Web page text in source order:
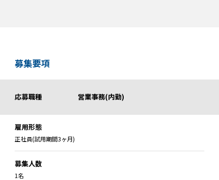
募集要項
応募職種 営業事務(内勤)
雇用形態
正社員(試用期間3ヶ月)
募集人数
1名